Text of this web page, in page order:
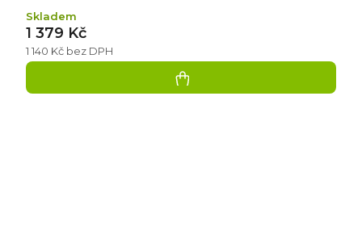
Skladem
1 140 Kč bez DPH
1 379 Kč